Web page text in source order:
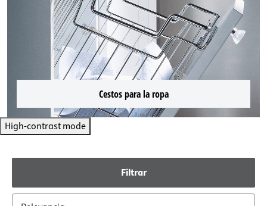
Cestos para la ropa
High-contrast mode
Filtrar